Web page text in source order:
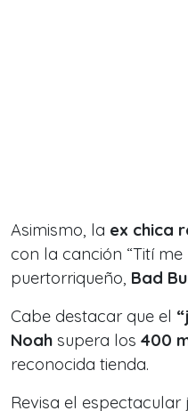
Asimismo, la ex chica
con la canción “Tití
puertorriqueño, Bad
Cabe destacar que el
Noah supera los 400
reconocida tienda.
Revisa el espectacular